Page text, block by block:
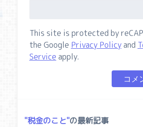
This site is protected by
the Google Privacy Policyand
Service apply.
税金のこと の最新記事